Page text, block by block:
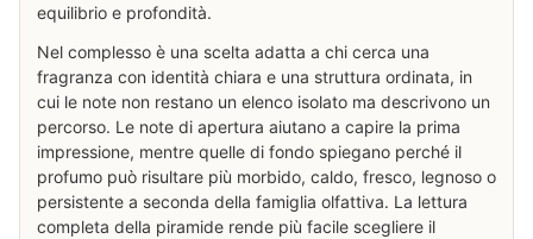
equilibrio e profondità.
Nel complesso è una scelta adatta a chi cerca una
fragranza con identità chiara e una struttura ordinata, in
cui le note non restano un elenco isolato ma descrivono un
percorso. Le note di apertura aiutano a capire la prima
impressione, mentre quelle di fondo spiegano perché il
profumo può risultare più morbido, caldo, fresco, legnoso o
persistente a seconda della famiglia olfattiva. La lettura
completa della piramide rende più facile scegliere il